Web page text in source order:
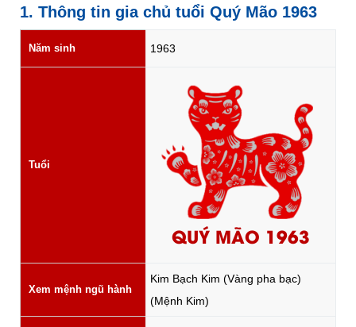
1. Thông tin gia chủ tuổi Quý Mão 1963
Năm sinh 1963
Tuổi
QUÝ MÃO 1963
Xem mệnh ngũ hành
Kim Bạch Kim (Vàng pha bạc)
(Mệnh Kim)